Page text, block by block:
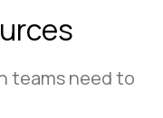
teams need to